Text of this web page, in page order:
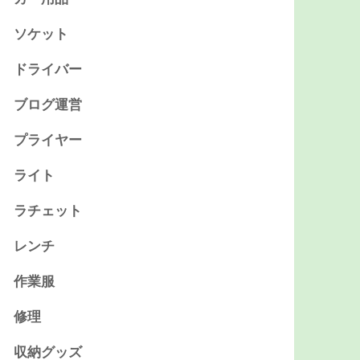
ソケット
ドライバー
ブログ運営
プライヤー
ライト
ラチェット
レンチ
作業服
修理
収納グッズ